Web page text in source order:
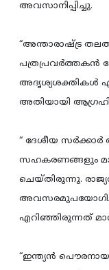
അവസാനിപ്പിച്ചു.
“അന്താരാഷ്ട്ര
പത്രപ്രവര്‍ത്തകന്‍
അദൃശ്യശക്തികള്‍
അതിയായി
“ ദേശീയ
സഹകരണങ്ങളും
ചെയ്തിരുന്നു.
എറിഞ്ഞിരുന്നത്
“ഇന്ത്യന്‍